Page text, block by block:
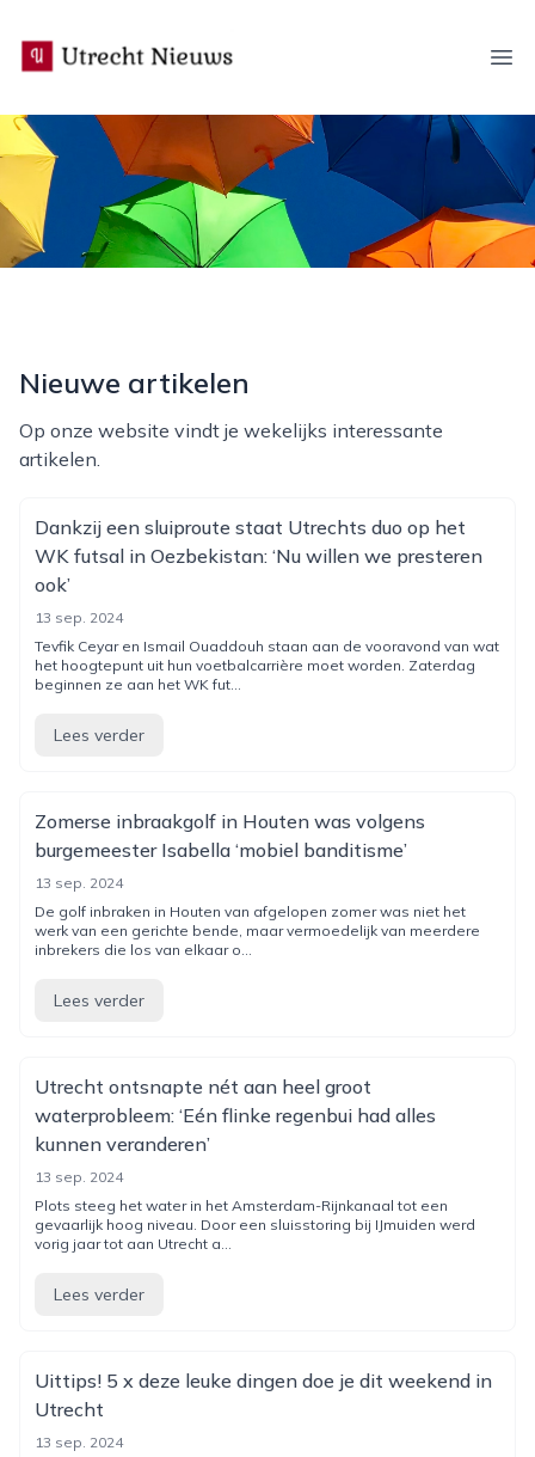
utrecht-nieuws.nl
Nieuwe artikelen
Op onze website vindt je wekelijks interessante
artikelen.
Dankzij een sluiproute staat Utrechts duo op het
WK futsal in Oezbekistan: ‘Nu willen we presteren
ook’
13 sep. 2024
Tevfik Ceyar en Ismail Ouaddouh staan aan de vooravond van wat
het hoogtepunt uit hun voetbalcarrière moet worden. Zaterdag
beginnen ze aan het WK fut...
Lees verder
Zomerse inbraakgolf in Houten was volgens
burgemeester Isabella ‘mobiel banditisme’
13 sep. 2024
De golf inbraken in Houten van afgelopen zomer was niet het
werk van een gerichte bende, maar vermoedelijk van meerdere
inbrekers die los van elkaar o...
Lees verder
Utrecht ontsnapte nét aan heel groot
waterprobleem: ‘Eén flinke regenbui had alles
kunnen veranderen’
13 sep. 2024
Plots steeg het water in het Amsterdam-Rijnkanaal tot een
gevaarlijk hoog niveau. Door een sluisstoring bij IJmuiden werd
vorig jaar tot aan Utrecht a...
Lees verder
Uittips! 5 x deze leuke dingen doe je dit weekend in
Utrecht
13 sep. 2024